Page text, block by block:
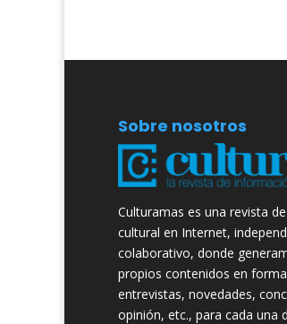
Sobre nosotros
Culturamas es una revista
cultural en Internet,
colaborativo, donde
propios contenidos en
entrevistas, novedades,
opinión, etc., para cada una